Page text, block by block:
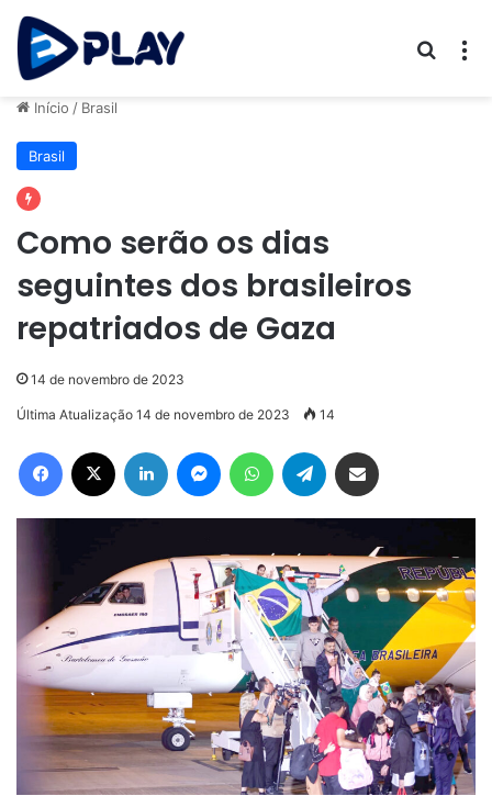
Início / Brasil
Brasil
Como serão os dias
seguintes dos brasileiros
repatriados de Gaza
14 de novembro de 2023
Última Atualização 14 de novembro de 2023 14
Facebook Linkedin MessengerWhatsAppTelegram